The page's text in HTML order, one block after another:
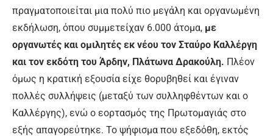
πραγματοποιείται μια πολύ πιο μεγάλη και οργανωμένη
εκδήλωση, όπου συμμετείχαν 6.000 άτομα, με
οργανωτές και ομιλητές εκ νέου τον Σταύρο Καλλέργη
και τον εκδότη του Άρδην, Πλάτωνα Δρακούλη. Πλέον
όμως η κρατική εξουσία είχε θορυβηθεί και έγιναν
πολλές συλλήψεις (μεταξύ των συλληφθέντων και ο
Καλλέργης), ενώ ο εορτασμός της Πρωτομαγιάς στο
εξής απαγορεύτηκε. Το ψήφισμα που εξεδόθη, εκτός